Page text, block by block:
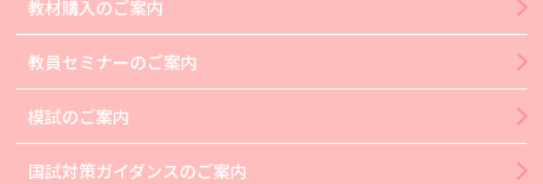
教材購入のご案内
教員セミナーのご案内
模試のご案内
国試対策ガイダンスのご案内